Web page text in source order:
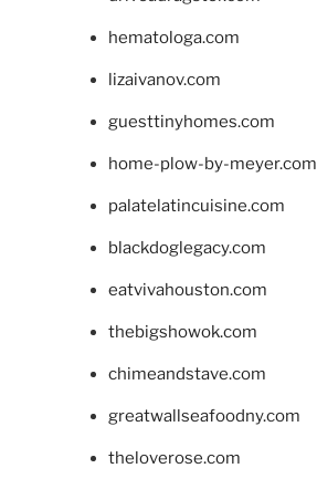
hematologa.com
lizaivanov.com
guesttinyhomes.com
home-plow-by-meyer.com
palatelatincuisine.com
blackdoglegacy.com
eatvivahouston.com
thebigshowok.com
chimeandstave.com
greatwallseafoodny.com
theloverose.com